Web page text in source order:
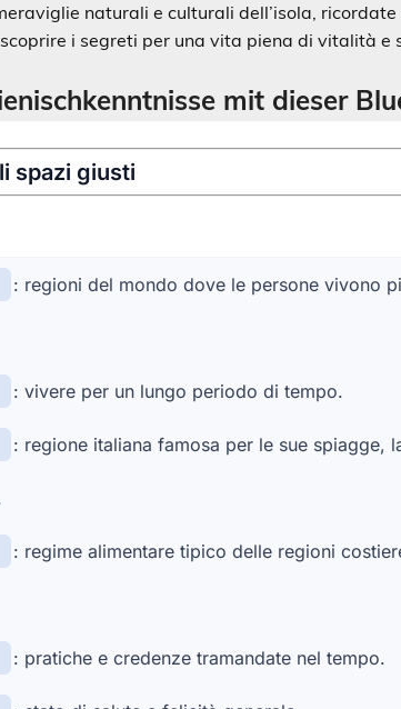
naturali e culturali dell’isola,
i segreti per una vita piena di vitalità e
mit dieser